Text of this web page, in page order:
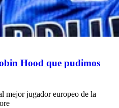
Hood que pudimos
mejor jugador europeo de la